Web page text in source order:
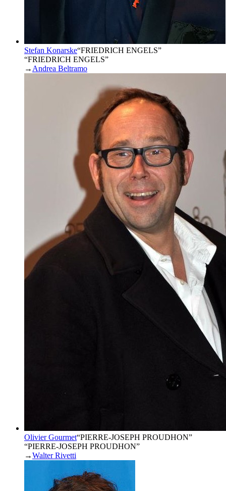
Stefan Konarske“FRIEDRICH ENGELS”
“FRIEDRICH ENGELS”
→ Andrea Beltramo
Olivier Gourmet“PIERRE-JOSEPH PROUDHON”
“PIERRE-JOSEPH PROUDHON”
→Walter Rivetti